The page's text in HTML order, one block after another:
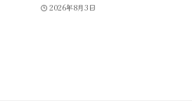
2026年8月3日